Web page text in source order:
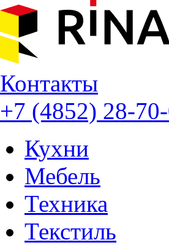
Контакты
+7 (4852) 28-
Кухни
Мебель
Техника
Текстиль